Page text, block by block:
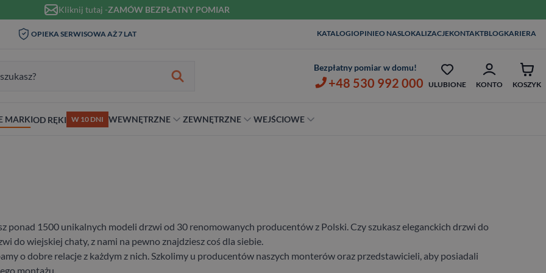
Kliknij tutaj -ZAMÓW BEZPŁATNY POMIAR
OPIEKA SERWISOWA AŻ 7 LAT MONTAŻ I KLAMKI OD 1ZŁ OPIEKA SERWISOWA AŻ 7
KATALOGIOPINIEO NASLOKALIZACJEKONTAKTBLOGKARIERA
Bezpłatny pomiar w domu!
+48 530 992 000 ULUBIONE KONTO KOSZYK
MARKIOD RĘKI W 10 DNI WEWNĘTRZNE
90 cm
Na wymiar
ZEWNĘTRZNE WEJŚCIOWE
ponad 1500 unikalnych modeli drzwi od 30 renomowanych producentów z Polski. Czy szukasz eleganckich drzwi do
do wiejskiej chaty, z nami na pewno znajdziesz coś dla siebie.
o dobre relacje z każdym z nich. Szkolimy u producentów naszych monterów oraz przedstawicieli, aby posiadali
montażu.